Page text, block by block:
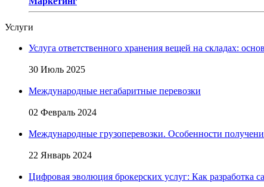
Услуги
Услуга ответственного хранения вещей на складах:
30 Июль 2025
Международные негабаритные перевозки
02 Февраль 2024
Международные грузоперевозки. Особенности
22 Январь 2024
Цифровая эволюция брокерских услуг: Как разработка